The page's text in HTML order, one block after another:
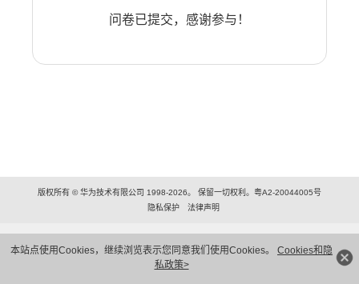
本站点使用Cookies，继续浏览表示您同意我们使用Cookies。 Cookies和隐
私政策>
问卷已提交，感谢参与！
版权所有 © 华为技术有限公司 1998-2026。 保留一切权利。粤A2-20044005号
隐私保护
法律声明